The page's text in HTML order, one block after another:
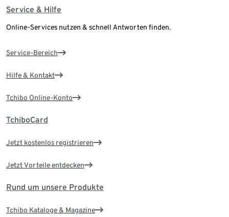
Service & Hilfe
Online-Services nutzen & schnell Antworten finden.
Service-Bereich
Hilfe & Kontakt
Tchibo Online-Konto
TchiboCard
Jetzt kostenlos registrieren
Jetzt Vorteile entdecken
Rund um unsere Produkte
Tchibo Kataloge & Magazine